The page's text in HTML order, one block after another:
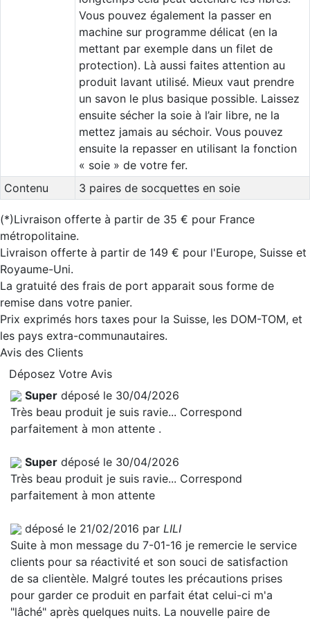
Vous pouvez également la passer en
machine sur programme délicat (en la
mettant par exemple dans un filet de
protection). Là aussi faites attention au
produit lavant utilisé. Mieux vaut prendre
un savon le plus basique possible. Laissez
ensuite sécher la soie à l’air libre, ne la
mettez jamais au séchoir. Vous pouvez
ensuite la repasser en utilisant la fonction
« soie » de votre fer.
Contenu
3 paires de socquettes en soie
(*)Livraison offerte à partir de 35 € pour France
métropolitaine.
Livraison offerte à partir de 149 € pour l'Europe, Suisse et
Royaume-Uni.
La gratuité des frais de port apparait sous forme de
remise dans votre panier.
Prix exprimés hors taxes pour la Suisse, les DOM-TOM, et
les pays extra-communautaires.
Avis des Clients
Déposez Votre Avis
Super déposé le 30/04/2026
Très beau produit je suis ravie... Correspond
parfaitement à mon attente .
Super déposé le 30/04/2026
Très beau produit je suis ravie... Correspond
parfaitement à mon attente
déposé le 21/02/2016 par LILI
Suite à mon message du 7-01-16 je remercie le service
clients pour sa réactivité et son souci de satisfaction
de sa clientèle. Malgré toutes les précautions prises
pour garder ce produit en parfait état celui-ci m'a
"lâché" après quelques nuits. La nouvelle paire de